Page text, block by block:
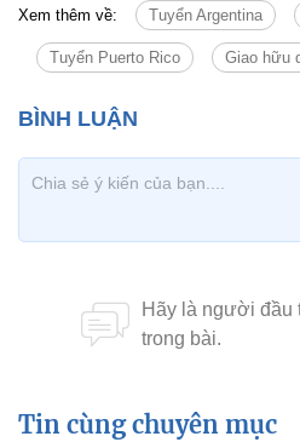
Xem thêm về: Tuyển Argentina
Tuyển Puerto Rico Giao hữu
Tin cùng chuyên mục